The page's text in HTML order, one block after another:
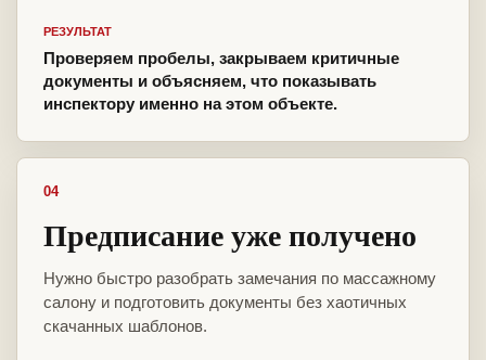
РЕЗУЛЬТАТ
Проверяем пробелы, закрываем критичные
документы и объясняем, что показывать
инспектору именно на этом объекте.
04
Предписание уже получено
Нужно быстро разобрать замечания по массажному
салону и подготовить документы без хаотичных
скачанных шаблонов.